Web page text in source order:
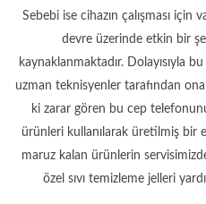
Sebebi ise cihazın çalışması
devre üzerinde etkin bir
kaynaklanmaktadır. Dolayısıyla
uzman teknisyenler tarafından
ki zarar gören bu cep
ürünleri kullanılarak üretilmiş bir
maruz kalan ürünlerin
özel sıvı temizleme jelleri